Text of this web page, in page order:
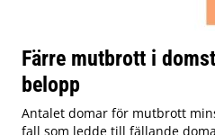
Färre mutbrott i
belopp
Antalet domar för mutbrott
fall som ledde till fällande